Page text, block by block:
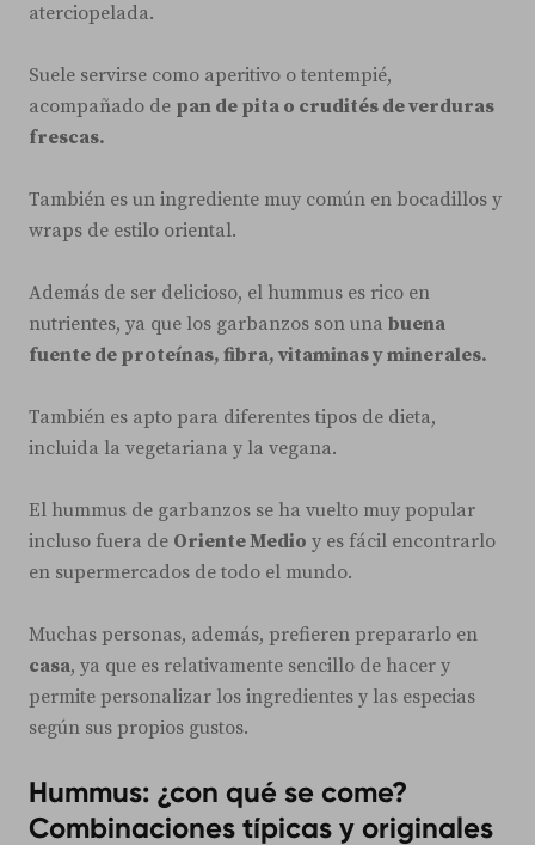
aterciopelada.
Suele servirse como aperitivo o tentempié,
acompañado de pan de pita o crudités de verduras
frescas.
También es un ingrediente muy común en bocadillos y
wraps de estilo oriental.
Además de ser delicioso, el hummus es rico en
nutrientes, ya que los garbanzos son una buena
fuente de proteínas, fibra, vitaminas y minerales.
También es apto para diferentes tipos de dieta,
incluida la vegetariana y la vegana.
El hummus de garbanzos se ha vuelto muy popular
incluso fuera de Oriente Medio y es fácil encontrarlo
en supermercados de todo el mundo.
Muchas personas, además, prefieren prepararlo en
casa, ya que es relativamente sencillo de hacer y
permite personalizar los ingredientes y las especias
según sus propios gustos.
Hummus: ¿con qué se come?
Combinaciones típicas y originales